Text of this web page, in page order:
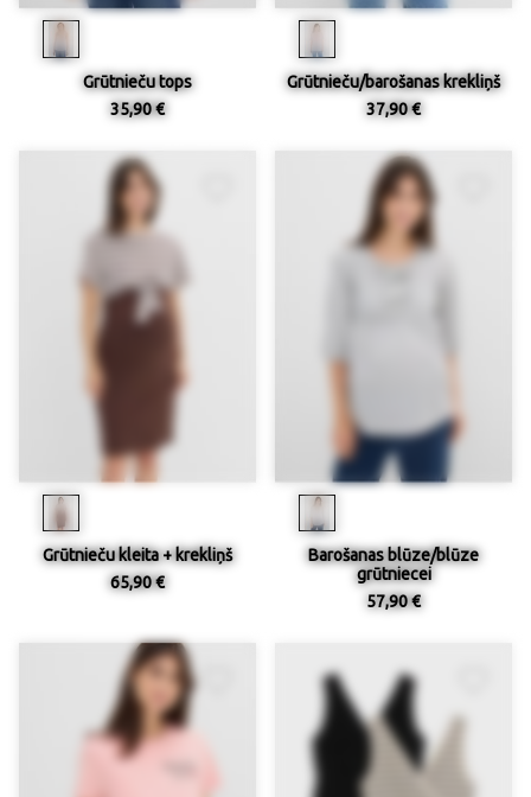
Grūtnieču tops
35,90 €
Grūtnieču/barošanas krekliņš
37,90 €
Grūtnieču kleita + krekliņš
65,90 €
Barošanas blūze/blūze
grūtniecei
57,90 €